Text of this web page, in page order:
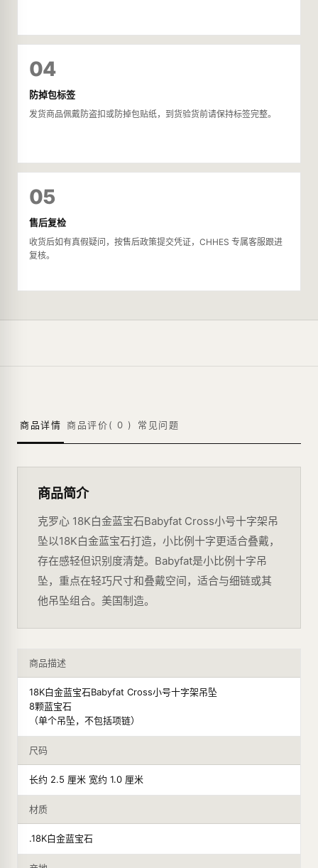
04
防掉包标签
发货商品佩戴防盗扣或防掉包贴纸，到货验货前请保持标签完整。
05
售后复检
收货后如有真假疑问，按售后政策提交凭证，CHHES 专属客服跟进
复核。
商品详情 商品评价( 0 ) 常见问题
商品简介
克罗心 18K白金蓝宝石Babyfat Cross小号十字架吊
坠以18K白金蓝宝石打造，小比例十字更适合叠戴，
存在感轻但识别度清楚。Babyfat是小比例十字吊
坠，重点在轻巧尺寸和叠戴空间，适合与细链或其
他吊坠组合。美国制造。
商品描述
18K白金蓝宝石Babyfat Cross小号十字架吊坠
8颗蓝宝石
（单个吊坠，不包括项链）
尺码
长约 2.5 厘米 宽约 1.0 厘米
材质
.18K白金蓝宝石